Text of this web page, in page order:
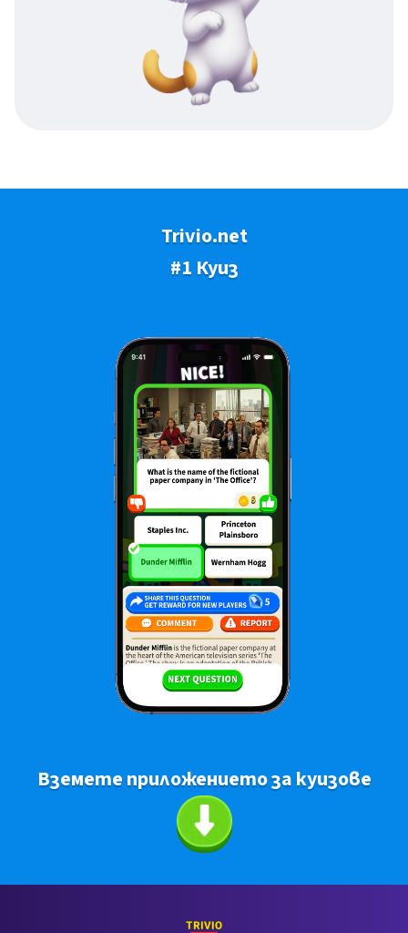
Trivio.net
#1 Куиз
Вземете приложението за куизове